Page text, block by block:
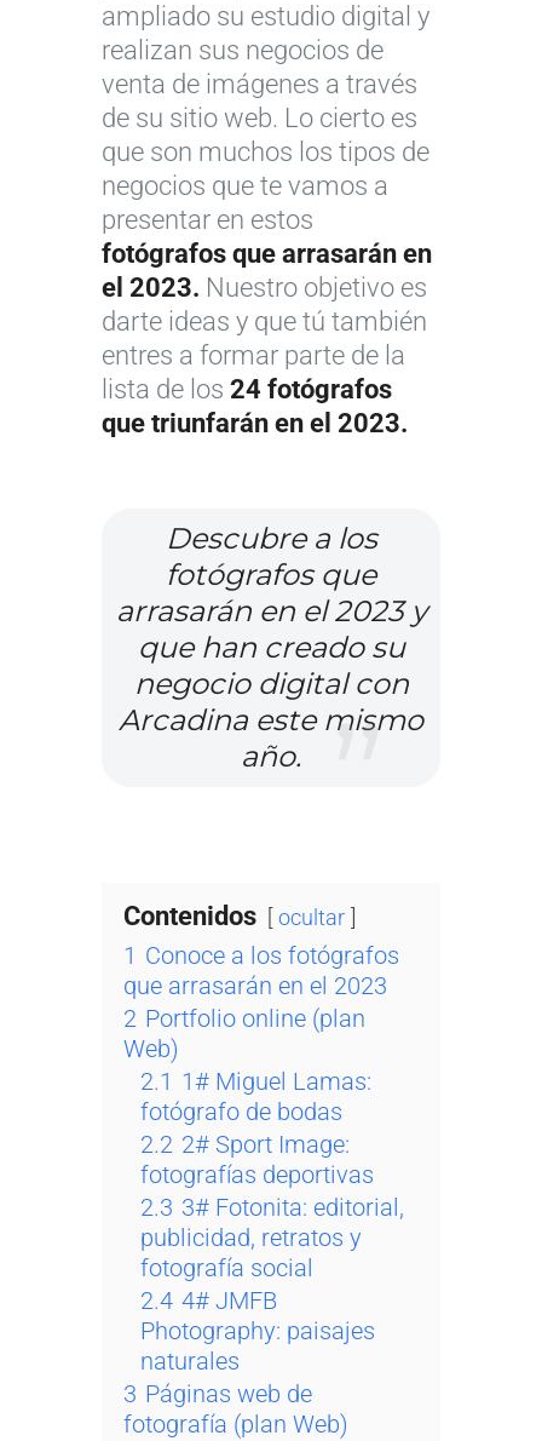
ampliado su estudio digital y
realizan sus negocios de
venta de imágenes a través
de su sitio web. Lo cierto es
que son muchos los tipos de
negocios que te vamos a
presentar en estos
fotógrafos que arrasarán en
el 2023. Nuestro objetivo es
darte ideas y que tú también
entres a formar parte de la
lista de los 24 fotógrafos
que triunfarán en el 2023.
Descubre a los
fotógrafos que
arrasarán en el 2023 y
que han creado su
negocio digital con
Arcadina este mismo
año.
Contenidos ocultar
1 Conoce a los fotógrafos
que arrasarán en el 2023
2 Portfolio online (plan
Web)
2.1 1# Miguel Lamas:
fotógrafo de bodas
2.2 2# Sport Image:
fotografías deportivas
2.3 3# Fotonita: editorial,
publicidad, retratos y
fotografía social
2.4 4# JMFB
Photography: paisajes
naturales
3 Páginas web de
fotografía (plan Web)